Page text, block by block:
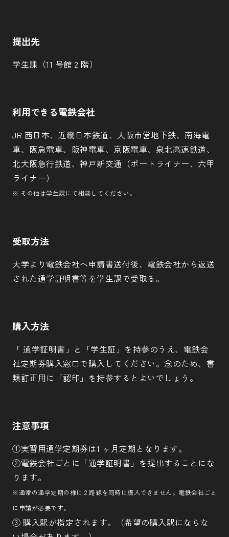
提出先
学生課（11 号館 2 階）
利用できる電鉄会社
JR 西日本、近畿日本鉄道、大阪市営地下鉄、南海電
車、阪急電車、阪神電車、京阪電車、泉北高速鉄道、
北大阪急行鉄道、神戸新交通（ポートライナー、六甲
ライナー）
※ その他は学生課にて相談してください。
受取方法
大学より電鉄会社へ申請書送付後、電鉄会社から返送
された通学証明書等を学生課で受取る。
購入方法
「 通学証明書」と「学生証」を持参のうえ、電鉄会
社定期券購入窓口で購入してください。念のため、書
類訂正用に「認印」を持参するとよいでしょう。
注意事項
①実習用通学定期券は1 ヶ月定期となります。
②電鉄会社ごとに「通学証明書」を提出することにな
ります。
※通常の通学定期の様に 2 路線を同時に購入できません。電鉄会社ごと
に申請が必要です。
③ 購入駅が指定されます。（希望の購入駅にならな